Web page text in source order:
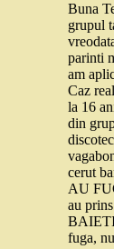
Buna
grupul
parinti
am
Caz
la 16
din
cerut
AU
au
BAIETI
fuga,